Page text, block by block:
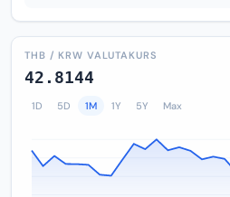
THB / KRW VALUTAKURS
42.8144
1D 5D 1M 1Y 5Y Max